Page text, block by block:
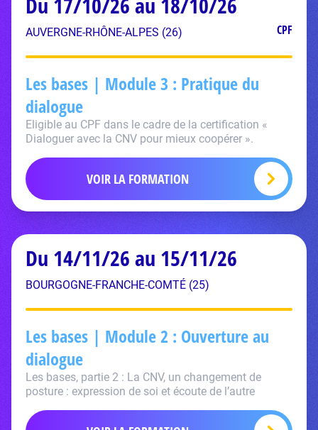
AUVERGNE-RHÔNE-ALPES (26) CPF
Les bases | Module 3 : Pratique du
dialogue
Eligible au CPF dans le cadre de la certification «
Dialoguer avec la CNV pour mieux coopérer ».
VOIR LA FORMATION
Du 14/11/26 au 15/11/26
BOURGOGNE-FRANCHE-COMTÉ (25)
Les bases | Module 2 : Ouverture au
dialogue
Les bases, partie 2 : La CNV, un changement de
posture : expression de soi et écoute de l’autre